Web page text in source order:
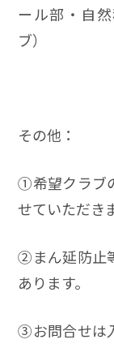
ール部・自
ブ）
その他：
➀希望クラブ
せていただき
➁まん延防止
あります。
➂お問合せは